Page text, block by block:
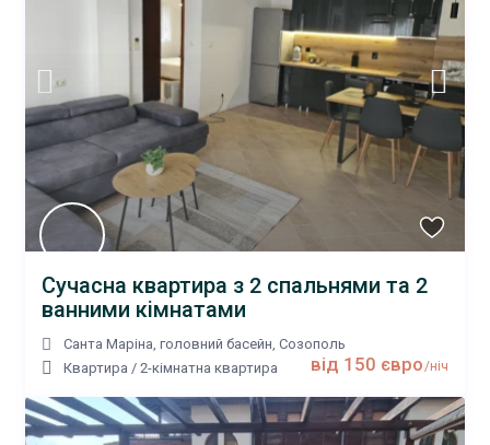
від 150 євро/ніч
Сучасна квартира з 2 спальнями та 2
ванними кімнатами
Санта Маріна, головний басейн,Созополь
Квартира /2-кімнатна квартира